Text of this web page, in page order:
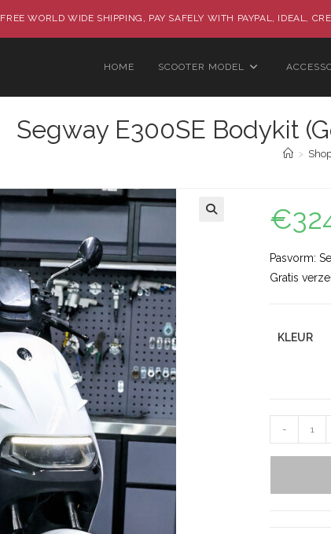
FREE WORLD WIDE SHIPPING, PAY SAFELY WITH PAYPAL, IDEAL,
HOME SCOOTER MODEL
Segway E300SE Bodykit
>
€
Pasvorm:
Gratis
KLEUR
-